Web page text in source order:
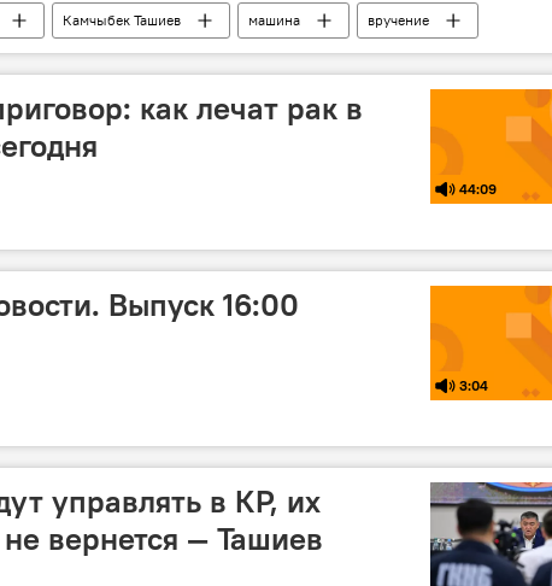
Камчыбек Ташиев машина
вручение
ГКНБ
как лечат рак в
44:09
Выпуск 16:00
3:04
управлять в КР, их
вернется — Ташиев